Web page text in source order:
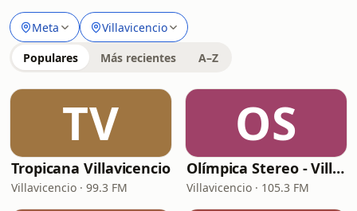
Meta Villavicencio
Populares Más recientes A–Z
TV
Tropicana Villavicencio
Villavicencio · 99.3 FM
OS
Olímpica Stereo - Villavicencio
Villavicencio · 105.3 FM